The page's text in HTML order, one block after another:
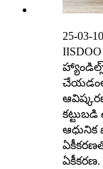
25-03-
చేయడంలో
ఆధునిక
ఏకీకరణ.